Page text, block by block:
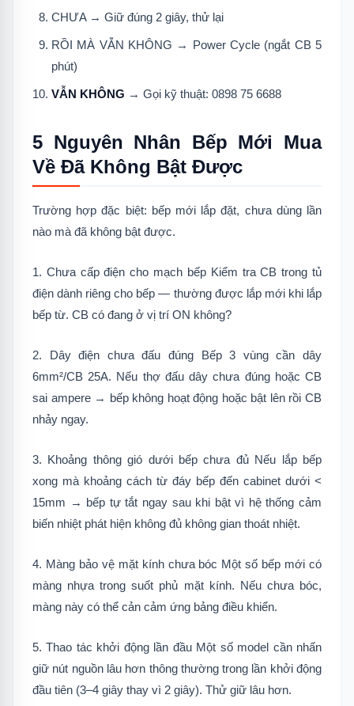
CHƯA → Giữ đúng 2 giây, thử lại
RỒI MÀ VẪN KHÔNG → Power Cycle (ngắt CB 5
phút)
VẪN KHÔNG → Gọi kỹ thuật: 0898 75 6688
5 Nguyên Nhân Bếp Mới Mua
Về Đã Không Bật Được
Trường hợp đặc biệt: bếp mới lắp đặt, chưa dùng lần
nào mà đã không bật được.
1. Chưa cấp điện cho mạch bếp Kiểm tra CB trong tủ
điện dành riêng cho bếp — thường được lắp mới khi lắp
bếp từ. CB có đang ở vị trí ON không?
2. Dây điện chưa đấu đúng Bếp 3 vùng cần dây
6mm²/CB 25A. Nếu thợ đấu dây chưa đúng hoặc CB
sai ampere → bếp không hoạt động hoặc bật lên rồi CB
nhảy ngay.
3. Khoảng thông gió dưới bếp chưa đủ Nếu lắp bếp
xong mà khoảng cách từ đáy bếp đến cabinet dưới <
15mm → bếp tự tắt ngay sau khi bật vì hệ thống cảm
biến nhiệt phát hiện không đủ không gian thoát nhiệt.
4. Màng bảo vệ mặt kính chưa bóc Một số bếp mới có
màng nhựa trong suốt phủ mặt kính. Nếu chưa bóc,
màng này có thể cản cảm ứng bảng điều khiển.
5. Thao tác khởi động lần đầu Một số model cần nhấn
giữ nút nguồn lâu hơn thông thường trong lần khởi động
đầu tiên (3–4 giây thay vì 2 giây). Thử giữ lâu hơn.